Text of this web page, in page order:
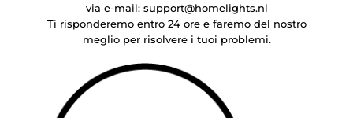
via e-mail: support@homelights.nl
Ti risponderemo entro 24 ore e faremo del nostro
meglio per risolvere i tuoi problemi.